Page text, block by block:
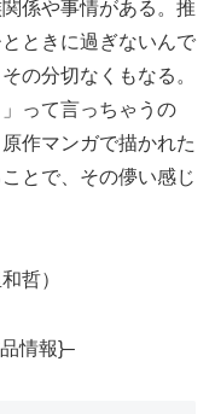
係や事情がある。推
ときに過ぎないんで
の分切なくもなる。
って言っちゃうの
作マンガで描かれた
とで、その儚い感じ
哲）
情報}–